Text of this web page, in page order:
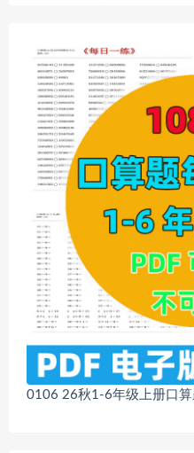
0106 26秋1-6年级上册口算